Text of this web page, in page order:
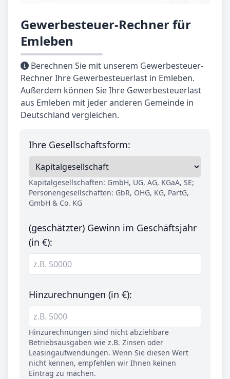
Gewerbesteuer-Rechner für
Emleben
Berechnen Sie mit unserem Gewerbesteuer-
Rechner Ihre Gewerbesteuerlast in Emleben.
Außerdem können Sie Ihre Gewerbesteuerlast
aus Emleben mit jeder anderen Gemeinde in
Deutschland vergleichen.
Ihre Gesellschaftsform:
Kapitalgesellschaften: GmbH, UG, AG, KGaA, SE;
Personengesellschaften: GbR, OHG, KG, PartG,
GmbH & Co. KG
(geschätzter) Gewinn im Geschäftsjahr
(in €):
Hinzurechnungen (in €):
Hinzurechnungen sind nicht abziehbare
Betriebsausgaben wie z.B. Zinsen oder
Leasingaufwendungen. Wenn Sie diesen Wert
nicht kennen, empfehlen wir Ihnen keinen
Eintrag zu machen.